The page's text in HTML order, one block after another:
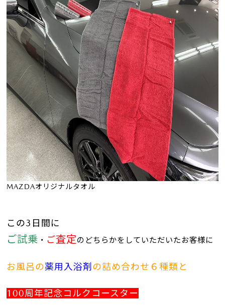
MAZDAオリジナルタオル
この3日間に
ご試乗 ・ ご査定のどちらかをしていただいたお客様に
お風呂の薬用入浴剤 の詰め合わせ６種類と
100周年記念コルクコースター